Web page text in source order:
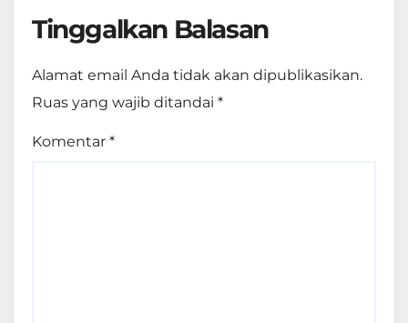
Tinggalkan Balasan
Alamat email Anda tidak akan dipublikasikan.
Ruas yang wajib ditandai *
Komentar *